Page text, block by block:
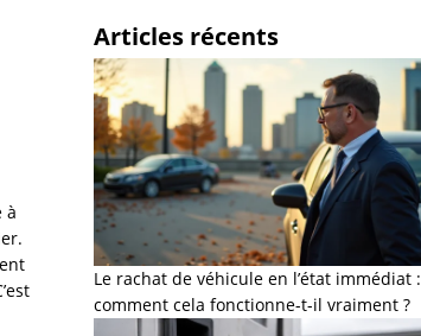
à
Articles récents
Le rachat de véhicule en l’état immédiat :
comment cela fonctionne-t-il vraiment ?